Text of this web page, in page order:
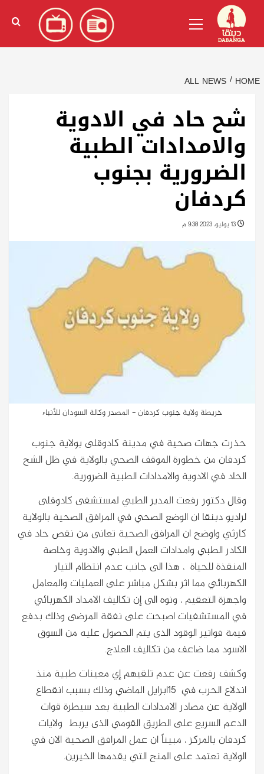
content
الإنجليزية)
Menu
HOME
ALL NEWS
شح حاد في الادوية
والامدادات الطبية
الضرورية بجنوب
كردفان
خريطة ولاية جنوب كردفان - المصدر وكالة السودان للأنباء
حذرت جهات صحية في مدينة كادوقلى بولاية جنوب
كردفان من خطورة الموقف الصحي بالولاية في ظل الشح
الحاد في الادوية والامدادات الطبية الضرورية.
وقال دكتور رفعت المدير الطبي لمستشفى كادوقلى
لراديو دبنقا ان الوضع الصحي في المرافق الصحية بالولاية
كارثي واوضح ان المرافق الصحية تعانى من نقص حاد في
الكادر الطبي وامدادات العمل الطبي والادوية وخاصة
المنقذة للحياة ، هذا الى جانب عدم انتظام التيار
الكهربائي مما اثر بشكل مباشر على العمليات والمعامل
واجهزة التعقيم ، ونوه الى إن تكاليف الامداد الكهربائي
في المستشفيات اصبحت على نفقة المرضى وذلك بدفع
قيمة فواتير الوقود الذى يتم الحصول عليه من السوق
الاسود مما ضاعف من تكاليف العلاج.
وكشف رفعت عن عدم تلقيهم إي معينات طبية منذ
اندلاع الحرب في 15ابرايل الماضي وذلك بسبب انقطاع
الولاية عن مصادر الامدادات الطبية بعد سيطرة قوات
الدعم السريع على الطريق القومي الذى يربط ولايات
كردفان بالمركز ، مبيناً ان عمل المرافق الصحية الان في
الولاية تعتمد على المنح التي يقدمها الخيرين.